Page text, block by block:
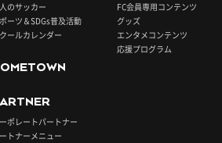
のサッカー
ーツ＆SDGs普及活動
ールカレンダー
ポレートパートナー
トナーメニュー
FC会員専用コンテンツ
グッズ
エンタメコンテンツ
応援プログラム